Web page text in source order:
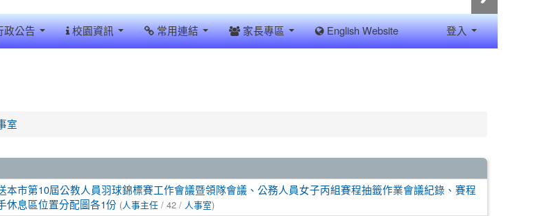
政公告 校園資訊 常用連結 家長專區 English Website 登入
室
本市第10屆公教人員羽球錦標賽工作會議暨領隊會議、公務人員女子丙組賽程抽籤作業會議紀錄、賽程
休息區位置分配圖各1份 (人事主任/ 42 / 人事室)